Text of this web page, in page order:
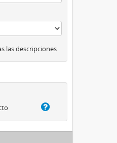
las descripciones